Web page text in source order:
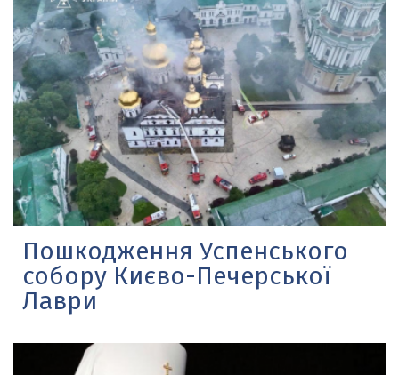
Пошкодження Успенського
собору Києво-Печерської
Лаври